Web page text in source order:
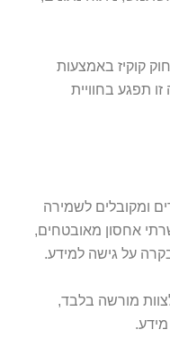
קוקיז באמצעות
תפגע בחוויית
ומקובלים לשמירה
אחסון מאובטחים,
על גישה למידע.
מורשה בלבד,